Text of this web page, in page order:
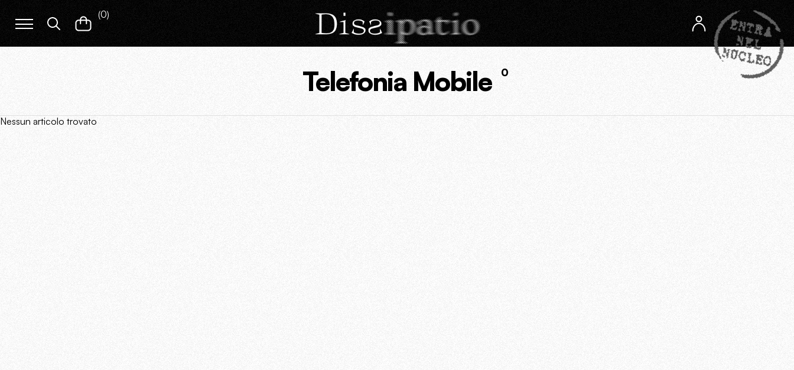
(0)
Telefonia Mobile 0
Nessun articolo trovato